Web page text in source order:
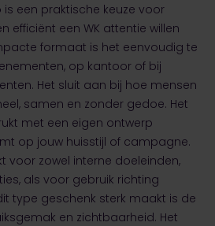
is een praktische keuze voor
efficiënt een WK attentie willen
formaat is het eenvoudig te
op kantoor of bij
Het sluit aan bij hoe mensen
samen en zonder gedoe. Het
met een eigen ontwerp
op jouw huisstijl of campagne.
voor zowel interne doeleinden,
als voor gebruik richting
type geschenk sterk maakt is de
en zichtbaarheid. Het